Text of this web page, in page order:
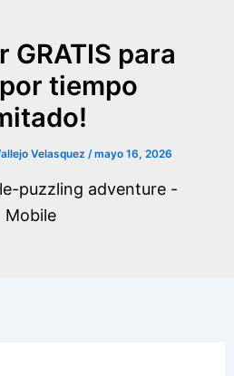
GRATIS para
tiempo
Velasquez /mayo 16, 2026